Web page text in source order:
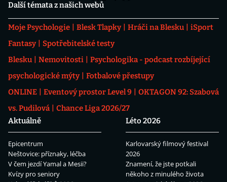
Další témata z našich webů
Moje Psychologie Blesk Tlapky Hráči na Blesku
iSport
Fantasy
Spotřebitelské testy
Blesku
Nemovitosti
Psychologika - podcast rozbíjející
psychologické mýty
Fotbalové přestupy
ONLINE
Eventový prostor Level 9
OKTAGON 92: Szabová
vs. Pudilová
Chance Liga 2026/27
Aktuálně
Epicentrum
Neštovice: příznaky, léčba
V čem jezdí Yamal a Mesii?
Kvízy pro seniory
Léto 2026
Karlovarský filmový festival
2026
Znamení, že jste potkali
někoho z minulého života